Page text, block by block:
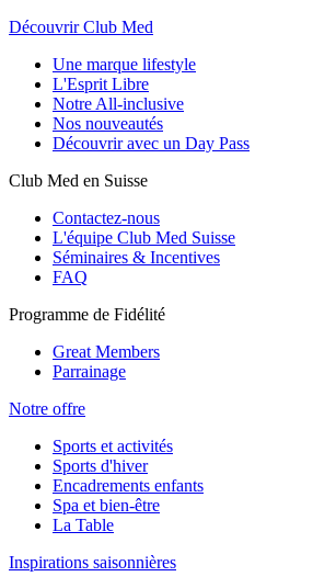
Découvrir Club Med
Une marque lifestyle
L'Esprit Libre
Notre All-inclusive
Nos nouveautés
Découvrir avec un Day Pass
Club Med en Suisse
Contactez-nous
L'équipe Club Med Suisse
Séminaires & Incentives
FAQ
Programme de Fidélité
Great Members
Parrainage
Notre offre
Sports et activités
Sports d'hiver
Encadrements enfants
Spa et bien-être
La Table
Inspirations saisonnières